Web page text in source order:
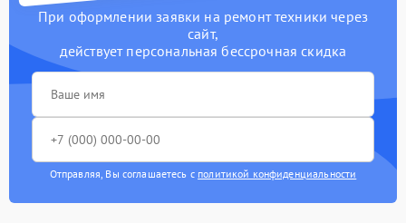
При оформлении заявки на ремонт техники через
сайт,
действует персональная бессрочная скидка
Отправляя, Вы соглашаетесь с политикой конфиденциальности